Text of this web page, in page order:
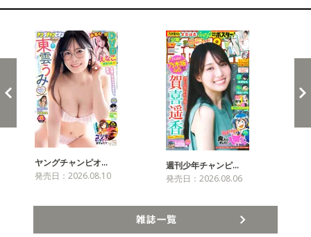
ヤングチャンピオ…
発売日：2026.08.10
週刊少年チャンピ…
発売日：2026.08.06